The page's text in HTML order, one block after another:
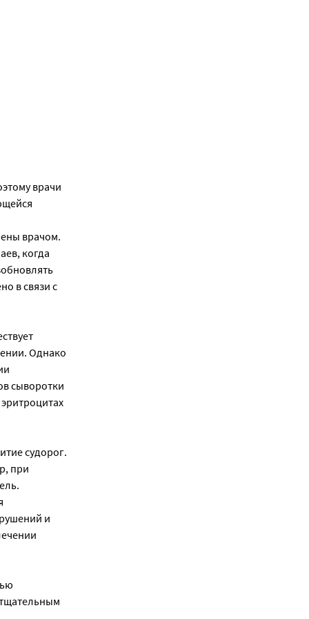
врачи
врачом.
когда
в связи с
Однако
сыворотки
судорог.
при
и